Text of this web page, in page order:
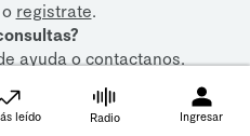
o registrate.
ayudaocontactanos.
leído Radio Ingresar